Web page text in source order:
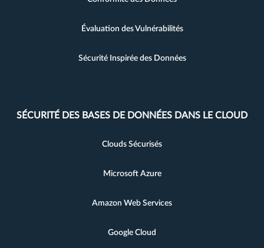
Évaluation des Vulnérabilités
Sécurité Inspirée des Données
SÉCURITÉ DES BASES DE DONNÉES DANS LE CLOUD
Clouds Sécurisés
Microsoft Azure
Amazon Web Services
Google Cloud